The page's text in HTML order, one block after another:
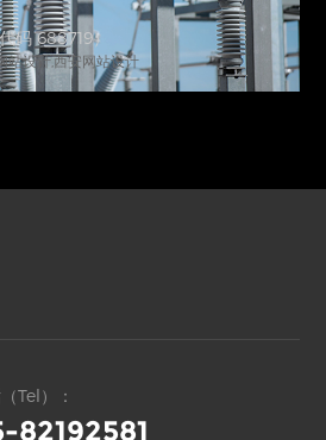
码 688719）
站设计,西安网站设计
Tel）：
82192581